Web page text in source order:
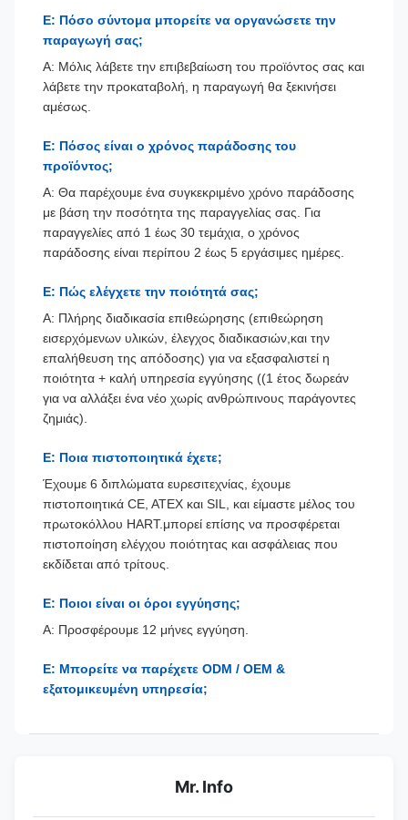
Ε: Πόσο σύντομα μπορείτε να οργανώσετε την
παραγωγή σας;
Α: Μόλις λάβετε την επιβεβαίωση του προϊόντος σας και
λάβετε την προκαταβολή, η παραγωγή θα ξεκινήσει
αμέσως.
Ε: Πόσος είναι ο χρόνος παράδοσης του
προϊόντος;
Α: Θα παρέχουμε ένα συγκεκριμένο χρόνο παράδοσης
με βάση την ποσότητα της παραγγελίας σας. Για
παραγγελίες από 1 έως 30 τεμάχια, ο χρόνος
παράδοσης είναι περίπου 2 έως 5 εργάσιμες ημέρες.
Ε: Πώς ελέγχετε την ποιότητά σας;
Α: Πλήρης διαδικασία επιθεώρησης (επιθεώρηση
εισερχόμενων υλικών, έλεγχος διαδικασιών,και την
επαλήθευση της απόδοσης) για να εξασφαλιστεί η
ποιότητα + καλή υπηρεσία εγγύησης ((1 έτος δωρεάν
για να αλλάξει ένα νέο χωρίς ανθρώπινους παράγοντες
ζημιάς).
Ε: Ποια πιστοποιητικά έχετε;
Έχουμε 6 διπλώματα ευρεσιτεχνίας, έχουμε
πιστοποιητικά CE, ATEX και SIL, και είμαστε μέλος του
πρωτοκόλλου HART.μπορεί επίσης να προσφέρεται
πιστοποίηση ελέγχου ποιότητας και ασφάλειας που
εκδίδεται από τρίτους.
Ε: Ποιοι είναι οι όροι εγγύησης;
Α: Προσφέρουμε 12 μήνες εγγύηση.
Ε: Μπορείτε να παρέχετε ODM / OEM &
εξατομικευμένη υπηρεσία;
Mr. Info